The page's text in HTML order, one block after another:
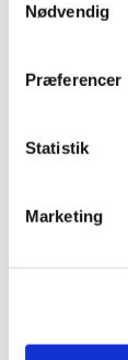
Nødvendig
Præferencer
Statistik
Marketing